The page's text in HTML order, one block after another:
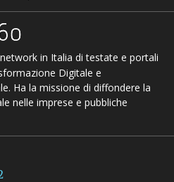
in Italia di testate e portali
Digitale e
Ha la missione di diffondere la
nelle imprese e pubbliche